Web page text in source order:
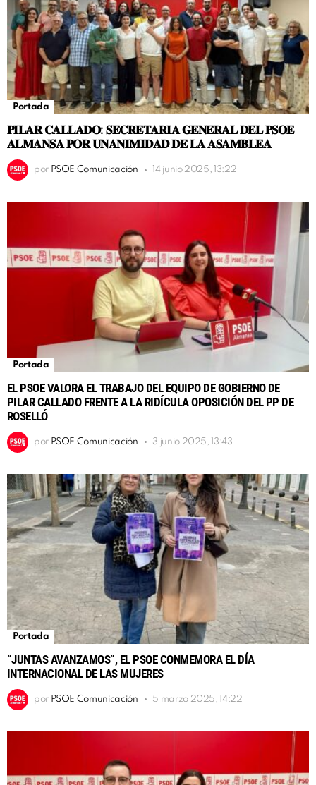
Portada
𝐏𝐈𝐋𝐀𝐑 𝐂𝐀𝐋𝐋𝐀𝐃𝐎: 𝐒𝐄𝐂𝐑𝐄𝐓𝐀𝐑𝐈𝐀 𝐆𝐄𝐍𝐄𝐑𝐀𝐋 𝐃𝐄𝐋 𝐏𝐒𝐎𝐄
𝐀𝐋𝐌𝐀𝐍𝐒𝐀 𝐏𝐎𝐑 𝐔𝐍𝐀𝐍𝐈𝐌𝐈𝐃𝐀𝐃 𝐃𝐄 𝐋𝐀 𝐀𝐒𝐀𝐌𝐁𝐋𝐄𝐀
por PSOE Comunicación 14 junio 2025, 13:22
Portada
EL PSOE VALORA EL TRABAJO DEL EQUIPO DE GOBIERNO DE
PILAR CALLADO FRENTE A LA RIDÍCULA OPOSICIÓN DEL PP DE
ROSELLÓ
por PSOE Comunicación 3 junio 2025, 13:43
Portada
“JUNTAS AVANZAMOS”, EL PSOE CONMEMORA EL DÍA
INTERNACIONAL DE LAS MUJERES
por PSOE Comunicación 5 marzo 2025, 14:22